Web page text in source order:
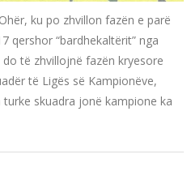
ku po zhvillon fazën e parë
qershor “bardhekaltërit” nga
të zhvillojnë fazën kryesore
të Ligës së Kampionëve,
skuadra jonë kampione ka